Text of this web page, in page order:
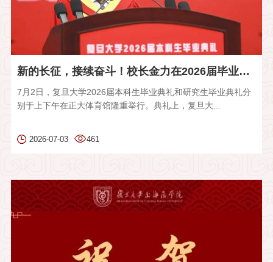
新的长征，接续奋斗！校长金力在2026届毕业典礼上的讲话全文来了
7月2日，复旦大学2026届本科生毕业典礼和研究生毕业典礼分
别于上下午在正大体育馆隆重举行。典礼上，复旦大...
2026-07-03 461